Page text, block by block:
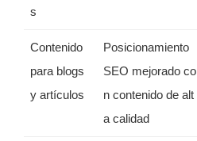
s
Contenido
para blogs
y artículos
Posicionamiento
SEO mejorado co
n contenido de alt
a calidad